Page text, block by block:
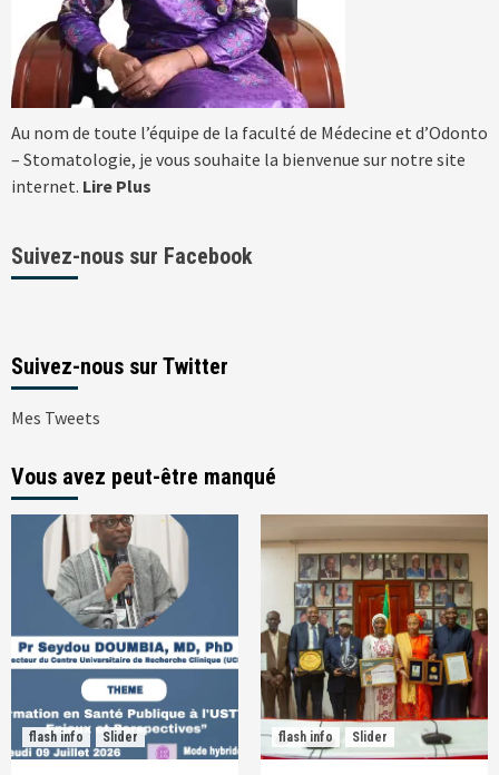
Au nom de toute l’équipe de la faculté de Médecine et d’Odonto
– Stomatologie, je vous souhaite la bienvenue sur notre site
internet. Lire Plus
Suivez-nous sur Facebook
Suivez-nous sur Twitter
Mes Tweets
Vous avez peut-être manqué
flash info Slider flash info Slider